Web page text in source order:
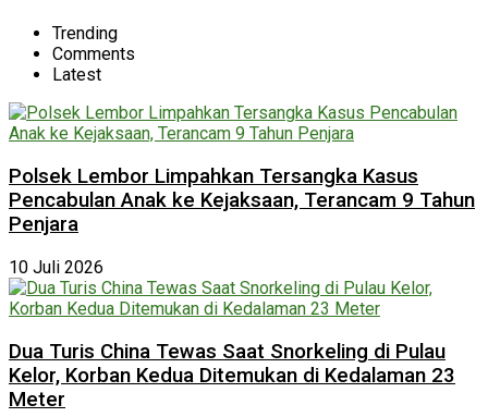
Trending
Comments
Latest
Polsek Lembor Limpahkan Tersangka Kasus
Pencabulan Anak ke Kejaksaan, Terancam 9 Tahun
Penjara
10 Juli 2026
Dua Turis China Tewas Saat Snorkeling di Pulau
Kelor, Korban Kedua Ditemukan di Kedalaman 23
Meter